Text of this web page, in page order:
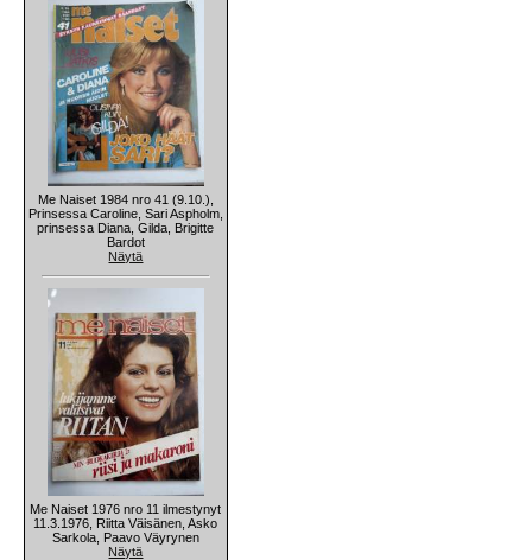
Me Naiset 1984 nro 41 (9.10.),
Prinsessa Caroline, Sari Aspholm,
prinsessa Diana, Gilda, Brigitte
Bardot
Näytä
Me Naiset 1976 nro 11 ilmestynyt
11.3.1976, Riitta Väisänen, Asko
Sarkola, Paavo Väyrynen
Näytä